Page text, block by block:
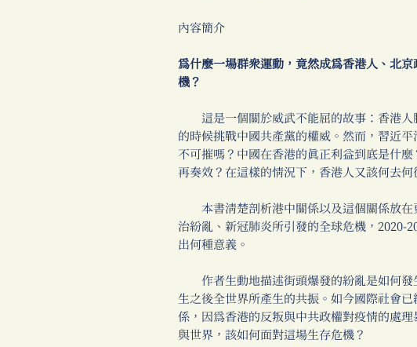
內容簡介
為什麼一場群眾運動，竟然成為香港人、北
機？
這是一個關於威武不能屈的故事：香港人
的時候挑戰中國共產黨的權威。然而，習近
不可摧嗎？中國在香港的真正利益到底是什
再奏效？在這樣的情況下，香港人又該何去何
本書清楚剖析港中關係以及這個關係放在
治紛亂、新冠肺炎所引發的全球危機，2020-
出何種意義。
作者生動地描述街頭爆發的紛亂是如何發
生之後全世界所產生的共振。如今國際社會
係，因為香港的反叛與中共政權對疫情的處
與世界，該如何面對這場生存危機？